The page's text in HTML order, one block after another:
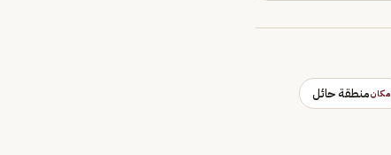
مكانمنطقة حائل